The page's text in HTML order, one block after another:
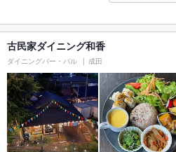
古民家ダイニング和香
ダイニングバー・バル 成田